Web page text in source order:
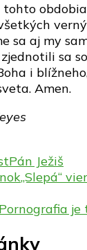
tohto
sa aj my
sa
i
Amen.
Pán Ježiš
„Slepá“
Pornografia je